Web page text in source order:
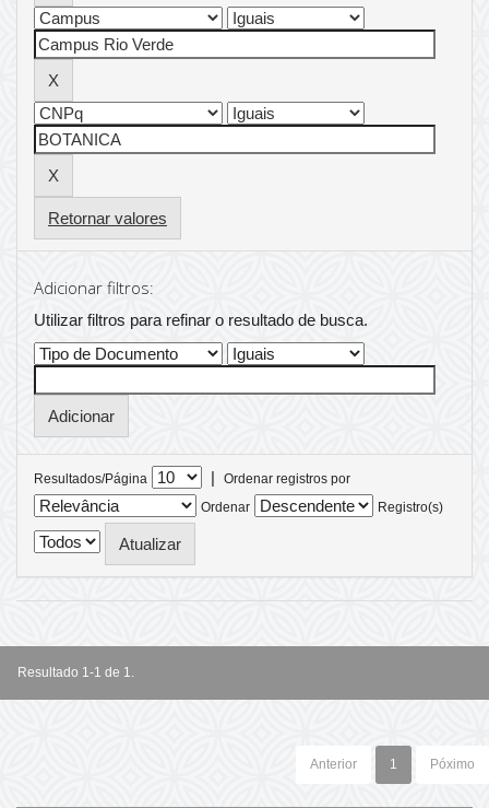
Retornar valores
Adicionar filtros:
Utilizar filtros para refinar o resultado de busca.
Resultados/Página |
Ordenar registros por
Ordenar
Registro(s)
Resultado 1-1 de 1.
Anterior 1 Póximo